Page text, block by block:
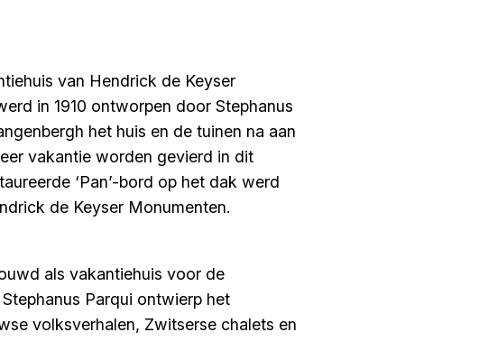
van Hendrick de Keyser
in 1910 ontworpen door Stephanus
het huis en de tuinen na aan
vakantie worden gevierd in dit
‘Pan’-bord op het dak werd
de Keyser Monumenten.
als vakantiehuis voor de
Parqui ontwierp het
volksverhalen, Zwitserse chalets en